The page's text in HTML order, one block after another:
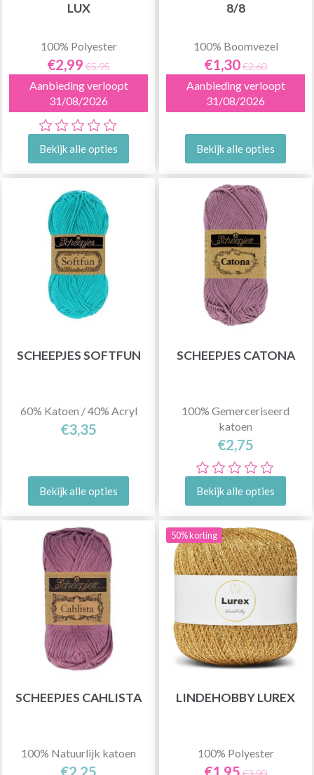
LUX
100% Polyester
€2,99 €5,95
Aanbieding verloopt
31/08/2026
Bekijk alle opties
8/8
100% Boomvezel
€1,30€2,60
Aanbieding verloopt
31/08/2026
Bekijk alle opties
SCHEEPJES SOFTFUN
60% Katoen / 40% Acryl
€3,35
Bekijk alle opties
SCHEEPJES CATONA
100% Gemerceriseerd
katoen
€2,75
Bekijk alle opties
SCHEEPJES CAHLISTA
100% Natuurlijk katoen
€2,25
50% korting
LINDEHOBBY LUREX
100% Polyester
€1,95